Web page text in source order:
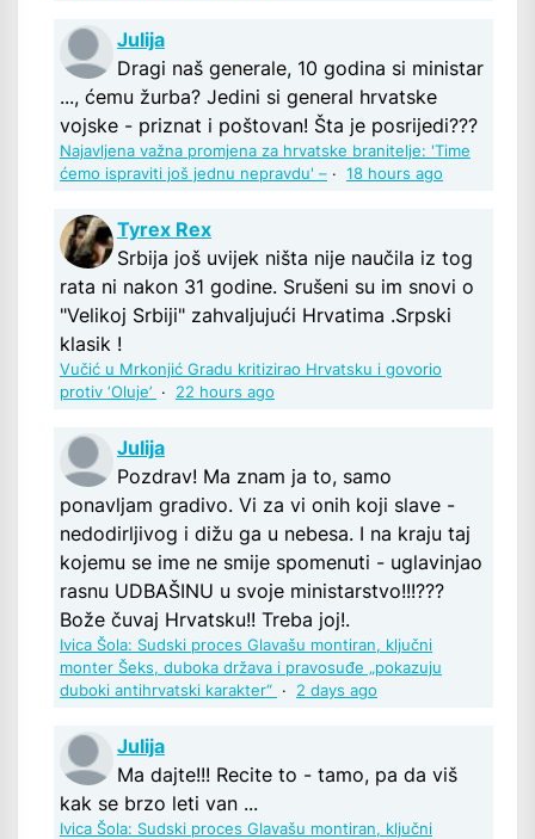
Julija
Dragi naš generale, 10 godina si ministar
..., ćemu žurba? Jedini si general hrvatske
vojske - priznat i poštovan! Šta je posrijedi???
Najavljena važna promjena za hrvatske branitelje: 'Time
ćemo ispraviti još jednu nepravdu' – · 18 hours ago
Tyrex Rex
Srbija još uvijek ništa nije naučila iz tog
rata ni nakon 31 godine. Srušeni su im snovi o
"Velikoj Srbiji" zahvaljujući Hrvatima .Srpski
klasik !
Vučić u Mrkonjić Gradu kritizirao Hrvatsku i govorio
protiv ‘Oluje’ · 22 hours ago
Julija
Pozdrav! Ma znam ja to, samo
ponavljam gradivo. Vi za vi onih koji slave -
nedodirljivog i dižu ga u nebesa. I na kraju taj
kojemu se ime ne smije spomenuti - uglavinjao
rasnu UDBAŠINU u svoje ministarstvo!!!???
Bože čuvaj Hrvatsku!! Treba joj!.
Ivica Šola: Sudski proces Glavašu montiran, ključni
monter Šeks, duboka država i pravosuđe „pokazuju
duboki antihrvatski karakter“ · 2 days ago
Julija
Ma dajte!!! Recite to - tamo, pa da viš
kak se brzo leti van ...
Ivica Šola: Sudski proces Glavašu montiran, ključni